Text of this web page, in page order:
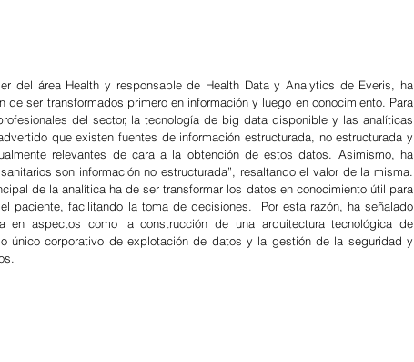
del área Health y responsable de Health Data y Analytics de Everis, ha
ser transformados primero en información y luego en conocimiento. Para
del sector, la tecnología de big data disponible y las analíticas
que existen fuentes de información estructurada, no estructurada y
relevantes de cara a la obtención de estos datos. Asimismo, ha
son información no estructurada”, resaltando el valor de la misma.
de la analítica ha de ser transformar los datos en conocimiento útil para
paciente, facilitando la toma de decisiones.  Por esta razón, ha señalado
aspectos como la construcción de una arquitectura tecnológica de
único corporativo de explotación de datos y la gestión de la seguridad y